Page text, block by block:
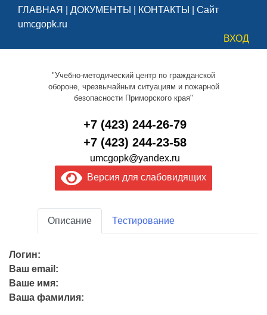
ГЛАВНАЯ ДОКУМЕНТЫ КОНТАКТЫ
Сайт
umcgopk.ru
ВХОД
"Учебно-методический центр по гражданской
обороне, чрезвычайным ситуациям и пожарной
безопасности Приморского края"
+7 (423) 244-26-79
+7 (423) 244-23-58
umcgopk@yandex.ru
Версия для слабовидящих
Описание Тестирование
Логин:
Ваш email:
Ваше имя:
Ваша фамилия: